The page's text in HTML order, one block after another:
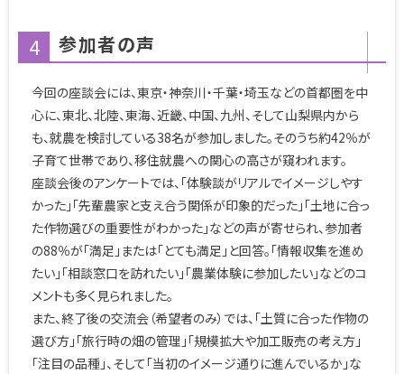
4 参加者の声
今回の座談会には、東京・神奈川・千葉・埼玉などの首都圏を中
心に、東北、北陸、東海、近畿、中国、九州、そして山梨県内から
も、就農を検討している38名が参加しました。そのうち約42％が
子育て世帯であり、移住就農への関心の高さが窺われます。
座談会後のアンケートでは、「体験談がリアルでイメージしやす
かった」「先輩農家と支え合う関係が印象的だった」「土地に合っ
た作物選びの重要性がわかった」などの声が寄せられ、参加者
の88％が「満足」または「とても満足」と回答。「情報収集を進め
たい」「相談窓口を訪れたい」「農業体験に参加したい」などのコ
メントも多く見られました。
また、終了後の交流会（希望者のみ）では、「土質に合った作物の
選び方」「旅行時の畑の管理」「規模拡大や加工販売の考え方」
「注目の品種」、そして「当初のイメージ通りに進んでいるか」な